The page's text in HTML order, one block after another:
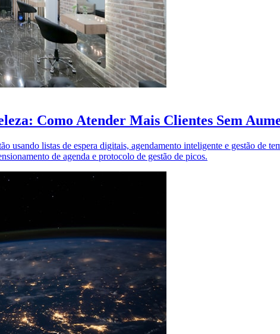
Como Atender Mais Clientes Sem
usando listas de espera digitais, agendamento inteligente e gestão de
de agenda e protocolo de gestão de picos.